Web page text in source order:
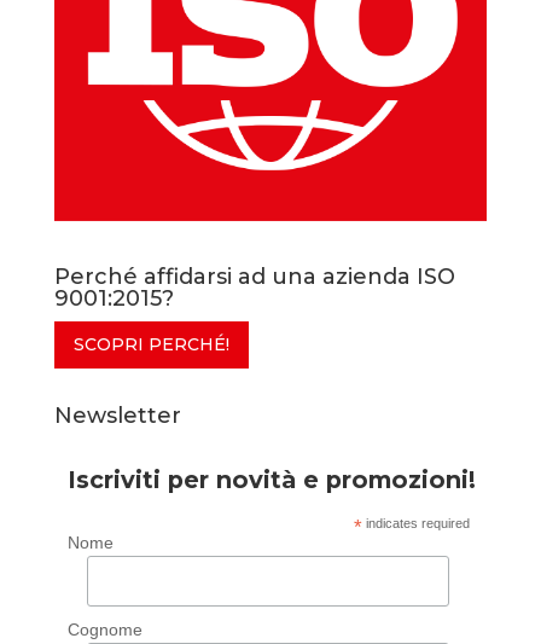
Perché affidarsi ad una azienda ISO
9001:2015?
SCOPRI PERCHÉ!
Newsletter
Iscriviti per novità e promozioni!
* indicates required
Nome
Cognome